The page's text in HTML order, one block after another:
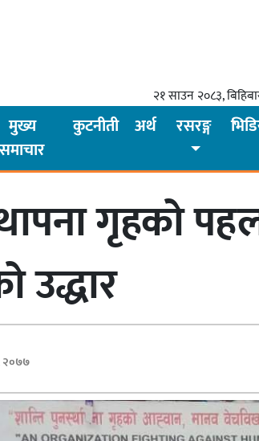
२१ साउन २०८३,
मुख्य
समाचार
कुटनीती अर्थ रसरङ्ग
गृहको
उद्धार
२०७७